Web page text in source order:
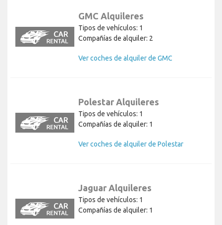
GMC Alquileres
Tipos de vehículos: 1
Compañías de alquiler: 2
Ver coches de alquiler de GMC
Polestar Alquileres
Tipos de vehículos: 1
Compañías de alquiler: 1
Ver coches de alquiler de Polestar
Jaguar Alquileres
Tipos de vehículos: 1
Compañías de alquiler: 1